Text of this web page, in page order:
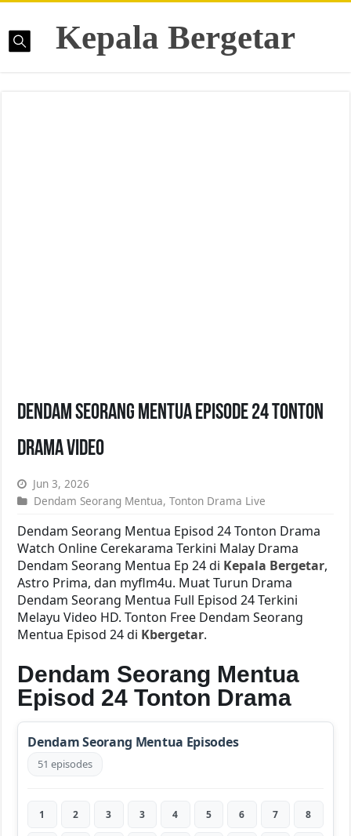
Kepala Bergetar
Dendam Seorang Mentua Episode 24 Tonton
Drama Video
Jun 3, 2026
Dendam Seorang Mentua,Tonton Drama Live
Dendam Seorang Mentua Episod 24 Tonton Drama
Watch Online Cerekarama Terkini Malay Drama
Dendam Seorang Mentua Ep 24 di Kepala Bergetar,
Astro Prima, dan myflm4u. Muat Turun Drama
Dendam Seorang Mentua Full Episod 24 Terkini
Melayu Video HD. Tonton Free Dendam Seorang
Mentua Episod 24 di Kbergetar.
Dendam Seorang Mentua
Episod 24 Tonton Drama
Dendam Seorang Mentua Episodes
51 episodes
1 2 3 3 4 5 6 7 8